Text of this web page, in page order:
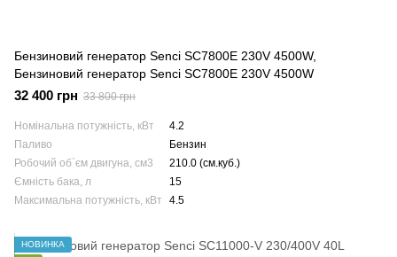
Бензиновий генератор Senci SC7800E 230V 4500W,
Бензиновий генератор Senci SC7800E 230V 4500W
32 400 грн 33 800 грн
Номінальна потужність, кВт
4.2
Паливо
Бензин
Робочий об`єм двигуна, см3
210.0 (см.куб.)
Ємність бака, л
15
Максимальна потужність, кВт
4.5
НОВИНКА